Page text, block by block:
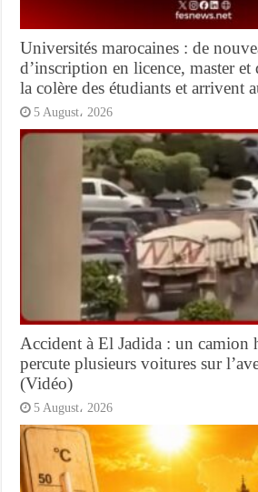
Universités marocaines : de
d’inscription en licence, master et
la colère des étudiants et arrivent
5 August، 2026
Accident à El Jadida : un camion
percute plusieurs voitures sur
(Vidéo)
5 August، 2026